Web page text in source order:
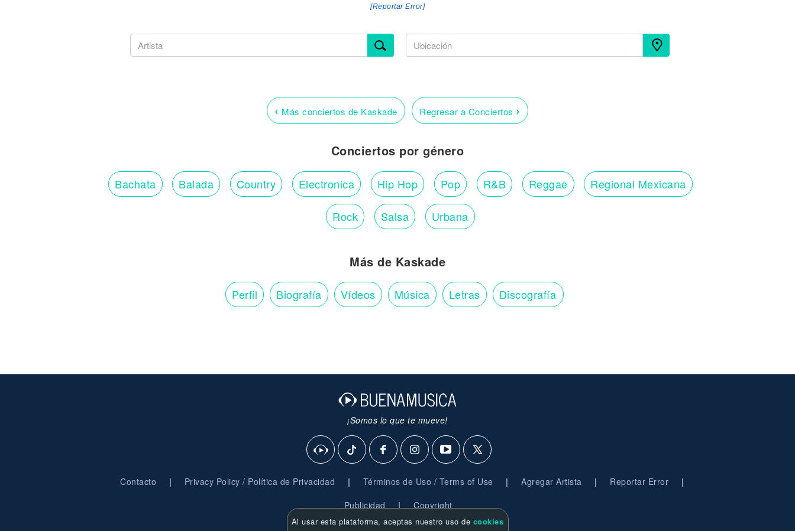
[Reportar Error]
‹ Más conciertos de Kaskade Regresar a Conciertos ›
Conciertos por género
Bachata Balada Country Electronica Hip Hop Pop R&B Reggae Regional Mexicana
Rock Salsa Urbana
Más de Kaskade
Perfil Biografía Vídeos Música Letras Discografía
¡Somos lo que te mueve!
Contacto | Privacy Policy / Política de Privacidad | Términos de Uso / Terms of Use | Agregar Artista | Reportar Error |
Publicidad | Copyright
Al usar esta plataforma, aceptas nuestro uso de cookies